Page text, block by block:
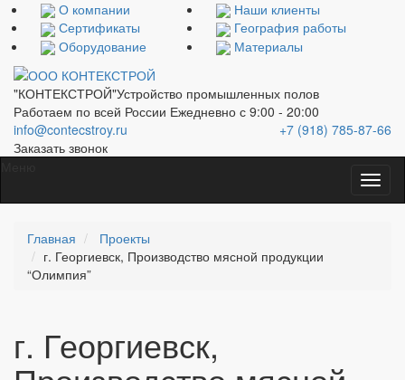
О компании
Наши клиенты
Сертификаты
География работы
Оборудование
Материалы
"КОНТЕКСТРОЙ"Устройство промышленных полов
Работаем по всей России Ежедневно с 9:00 - 20:00
info@contecstroy.ru
+7 (918) 785-87-66
Заказать звонок
Главная
Проекты
г. Георгиевск, Производство мясной продукции
“Олимпия”
г. Георгиевск,